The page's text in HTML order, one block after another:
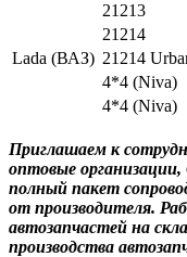
Lada (ВАЗ)
21213
21214
21214
4*4 (Niva)
4*4 (Niva)
Приглашаем к
оптовые
полный пакет
от производителя.
автозапчастей на
производства